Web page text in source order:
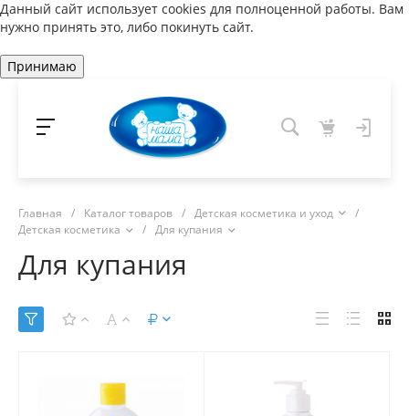
Данный сайт использует cookies для полноценной работы. Вам
нужно принять это, либо покинуть сайт.
Принимаю
Главная / Каталог товаров / Детская косметика и уход
/
Детская косметика
/ Для купания
Для купания